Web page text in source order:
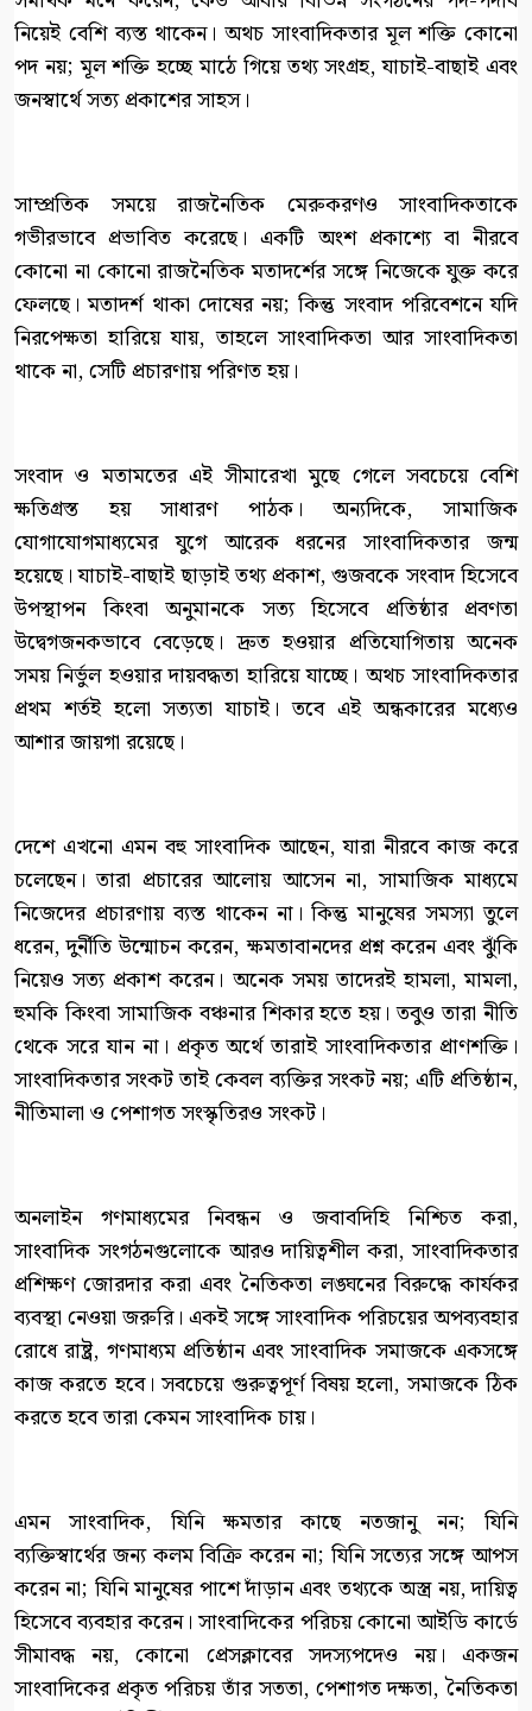
নিয়েই বেশি ব্যস্ত থাকেন। অথচ সাংবাদিকতার মূল শক্তি কোনো
পদ নয়; মূল শক্তি হচ্ছে মাঠে গিয়ে তথ্য সংগ্রহ, যাচাই-বাছাই এবং
জনস্বার্থে সত্য প্রকাশের সাহস।
সাম্প্রতিক সময়ে রাজনৈতিক মেরুকরণও সাংবাদিকতাকে
গভীরভাবে প্রভাবিত করেছে। একটি অংশ প্রকাশ্যে বা নীরবে
কোনো না কোনো রাজনৈতিক মতাদর্শের সঙ্গে নিজেকে যুক্ত করে
ফেলছে। মতাদর্শ থাকা দোষের নয়; কিন্তু সংবাদ পরিবেশনে যদি
নিরপেক্ষতা হারিয়ে যায়, তাহলে সাংবাদিকতা আর সাংবাদিকতা
থাকে না, সেটি প্রচারণায় পরিণত হয়।
সংবাদ ও মতামতের এই সীমারেখা মুছে গেলে সবচেয়ে বেশি
ক্ষতিগ্রস্ত হয় সাধারণ পাঠক। অন্যদিকে, সামাজিক
যোগাযোগমাধ্যমের যুগে আরেক ধরনের সাংবাদিকতার জন্ম
হয়েছে। যাচাই-বাছাই ছাড়াই তথ্য প্রকাশ, গুজবকে সংবাদ হিসেবে
উপস্থাপন কিংবা অনুমানকে সত্য হিসেবে প্রতিষ্ঠার প্রবণতা
উদ্বেগজনকভাবে বেড়েছে। দ্রুত হওয়ার প্রতিযোগিতায় অনেক
সময় নির্ভুল হওয়ার দায়বদ্ধতা হারিয়ে যাচ্ছে। অথচ সাংবাদিকতার
প্রথম শর্তই হলো সত্যতা যাচাই। তবে এই অন্ধকারের মধ্যেও
আশার জায়গা রয়েছে।
দেশে এখনো এমন বহু সাংবাদিক আছেন, যারা নীরবে কাজ করে
চলেছেন। তারা প্রচারের আলোয় আসেন না, সামাজিক মাধ্যমে
নিজেদের প্রচারণায় ব্যস্ত থাকেন না। কিন্তু মানুষের সমস্যা তুলে
ধরেন, দুর্নীতি উন্মোচন করেন, ক্ষমতাবানদের প্রশ্ন করেন এবং ঝুঁকি
নিয়েও সত্য প্রকাশ করেন। অনেক সময় তাদেরই হামলা, মামলা,
হুমকি কিংবা সামাজিক বঞ্চনার শিকার হতে হয়। তবুও তারা নীতি
থেকে সরে যান না। প্রকৃত অর্থে তারাই সাংবাদিকতার প্রাণশক্তি।
সাংবাদিকতার সংকট তাই কেবল ব্যক্তির সংকট নয়; এটি প্রতিষ্ঠান,
নীতিমালা ও পেশাগত সংস্কৃতিরও সংকট।
অনলাইন গণমাধ্যমের নিবন্ধন ও জবাবদিহি নিশ্চিত করা,
সাংবাদিক সংগঠনগুলোকে আরও দায়িত্বশীল করা, সাংবাদিকতার
প্রশিক্ষণ জোরদার করা এবং নৈতিকতা লঙ্ঘনের বিরুদ্ধে কার্যকর
ব্যবস্থা নেওয়া জরুরি। একই সঙ্গে সাংবাদিক পরিচয়ের অপব্যবহার
রোধে রাষ্ট্র, গণমাধ্যম প্রতিষ্ঠান এবং সাংবাদিক সমাজকে একসঙ্গে
কাজ করতে হবে। সবচেয়ে গুরুত্বপূর্ণ বিষয় হলো, সমাজকে ঠিক
করতে হবে তারা কেমন সাংবাদিক চায়।
এমন সাংবাদিক, যিনি ক্ষমতার কাছে নতজানু নন; যিনি
ব্যক্তিস্বার্থের জন্য কলম বিক্রি করেন না; যিনি সত্যের সঙ্গে আপস
করেন না; যিনি মানুষের পাশে দাঁড়ান এবং তথ্যকে অস্ত্র নয়, দায়িত্ব
হিসেবে ব্যবহার করেন। সাংবাদিকের পরিচয় কোনো আইডি কার্ডে
সীমাবদ্ধ নয়, কোনো প্রেসক্লাবের সদস্যপদেও নয়। একজন
সাংবাদিকের প্রকৃত পরিচয় তাঁর সততা, পেশাগত দক্ষতা, নৈতিকতা